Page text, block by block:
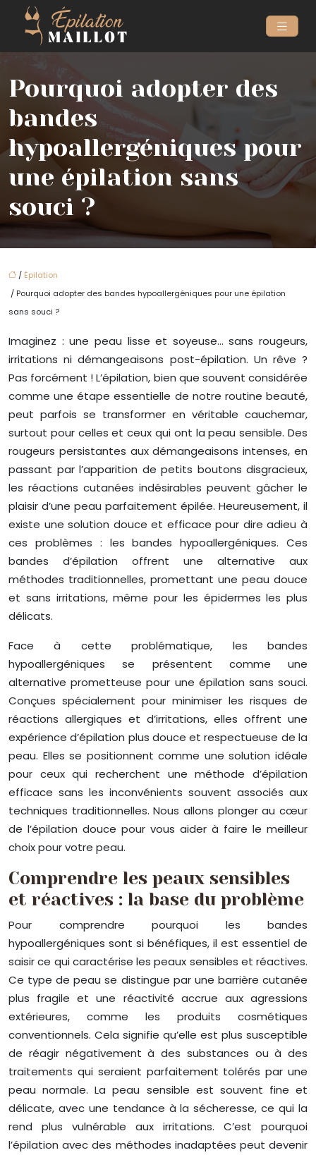
Pourquoi adopter des
bandes
hypoallergéniques pour
une épilation sans
souci ?
/ Épilation
/ Pourquoi adopter des bandes hypoallergéniques pour une épilation
sans souci ?
Imaginez : une peau lisse et soyeuse… sans rougeurs,
irritations ni démangeaisons post-épilation. Un rêve ?
Pas forcément ! L’épilation, bien que souvent considérée
comme une étape essentielle de notre routine beauté,
peut parfois se transformer en véritable cauchemar,
surtout pour celles et ceux qui ont la peau sensible. Des
rougeurs persistantes aux démangeaisons intenses, en
passant par l’apparition de petits boutons disgracieux,
les réactions cutanées indésirables peuvent gâcher le
plaisir d’une peau parfaitement épilée. Heureusement, il
existe une solution douce et efficace pour dire adieu à
ces problèmes : les bandes hypoallergéniques. Ces
bandes d’épilation offrent une alternative aux
méthodes traditionnelles, promettant une peau douce
et sans irritations, même pour les épidermes les plus
délicats.
Face à cette problématique, les bandes
hypoallergéniques se présentent comme une
alternative prometteuse pour une épilation sans souci.
Conçues spécialement pour minimiser les risques de
réactions allergiques et d’irritations, elles offrent une
expérience d’épilation plus douce et respectueuse de la
peau. Elles se positionnent comme une solution idéale
pour ceux qui recherchent une méthode d’épilation
efficace sans les inconvénients souvent associés aux
techniques traditionnelles. Nous allons plonger au cœur
de l’épilation douce pour vous aider à faire le meilleur
choix pour votre peau.
Comprendre les peaux sensibles
et réactives : la base du problème
Pour comprendre pourquoi les bandes
hypoallergéniques sont si bénéfiques, il est essentiel de
saisir ce qui caractérise les peaux sensibles et réactives.
Ce type de peau se distingue par une barrière cutanée
plus fragile et une réactivité accrue aux agressions
extérieures, comme les produits cosmétiques
conventionnels. Cela signifie qu’elle est plus susceptible
de réagir négativement à des substances ou à des
traitements qui seraient parfaitement tolérés par une
peau normale. La peau sensible est souvent fine et
délicate, avec une tendance à la sécheresse, ce qui la
rend plus vulnérable aux irritations. C’est pourquoi
l’épilation avec des méthodes inadaptées peut devenir